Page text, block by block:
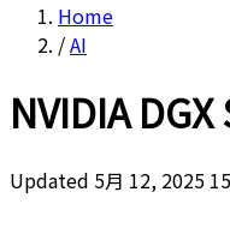
Home
/AI
NVIDIA
Updated 5月 12, 2025